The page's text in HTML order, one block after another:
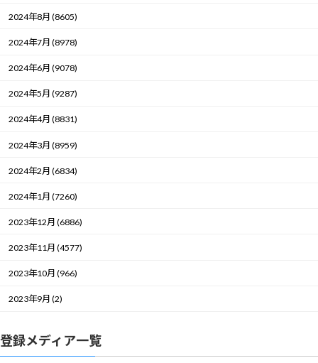
2024年8月 (8605)
2024年7月 (8978)
2024年6月 (9078)
2024年5月 (9287)
2024年4月 (8831)
2024年3月 (8959)
2024年2月 (6834)
2024年1月 (7260)
2023年12月 (6886)
2023年11月 (4577)
2023年10月 (966)
2023年9月 (2)
登録メディア一覧